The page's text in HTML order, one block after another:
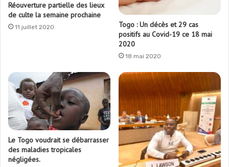
Réouverture partielle des lieux
de culte la semaine prochaine
11 juillet 2020
Togo : Un décès et 29 cas
positifs au Covid-19 ce 18 mai
2020
18 mai 2020
Le Togo voudrait se débarrasser
des maladies tropicales
négligées.